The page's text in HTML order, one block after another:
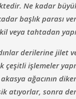
Ne kadar
başlık parası
veya tahtadan
derilerine jilet
çeşitli işlemeler
akasya ağacının
atıyorlar, sonra